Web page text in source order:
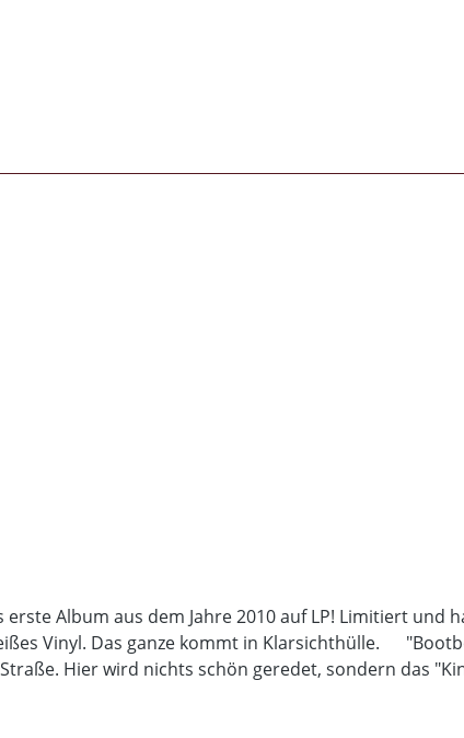
erste Album aus dem Jahre 2010 auf LP! Limitiert
Vinyl. Das ganze kommt in Klarsichthülle.
Hier wird nichts schön geredet, sondern das